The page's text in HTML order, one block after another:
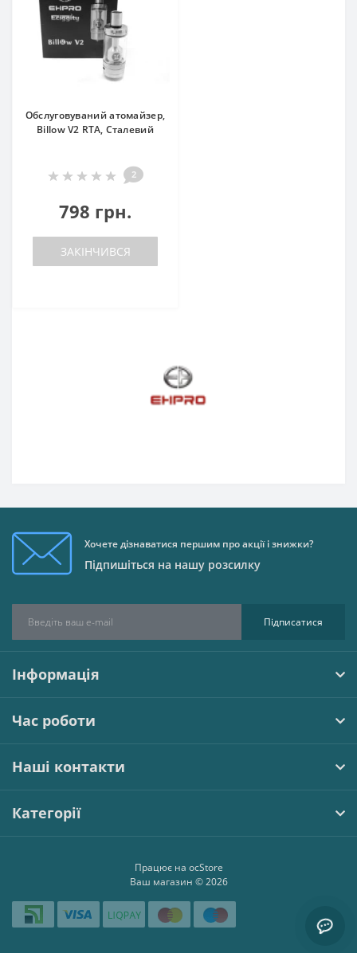
Обслуговуваний атомайзер,
Billow V2 RTA, Сталевий
2
798 грн.
ЗАКІНЧИВСЯ
Хочете дізнаватися першим про акції і знижки?
Підпишіться на нашу розсилку
Підписатися
Інформація
Час роботи
Наші контакти
Категорії
Працює на ocStore
Ваш магазин © 2026